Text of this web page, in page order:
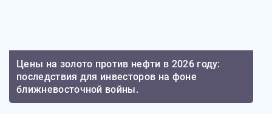
Цены на золото против нефти в 2026 году:
последствия для инвесторов на фоне
ближневосточной войны.